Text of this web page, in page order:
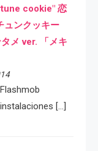
cookie" 恋
ュンクッキー
メ ver. 「メキ
[…]